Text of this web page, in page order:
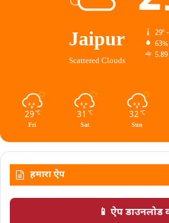
Jaipur
Scattered Clouds
29º
63%
29 ℃
Fri
31 ℃
Sat
32 ℃
Sun
हमारा ऐप
📱 ऐप डाउनलोड